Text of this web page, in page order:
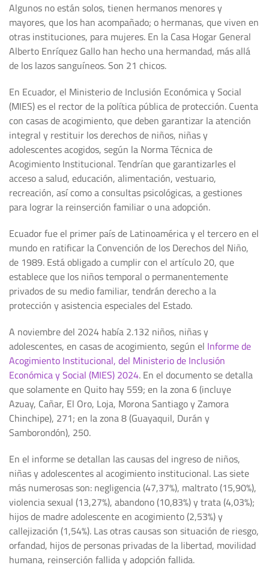
Algunos no están solos, tienen hermanos menores y
mayores, que los han acompañado; o hermanas, que viven en
otras instituciones, para mujeres. En la Casa Hogar General
Alberto Enríquez Gallo han hecho una hermandad, más allá
de los lazos sanguíneos. Son 21 chicos.
En Ecuador, el Ministerio de Inclusión Económica y Social
(MIES) es el rector de la política pública de protección. Cuenta
con casas de acogimiento, que deben garantizar la atención
integral y restituir los derechos de niños, niñas y
adolescentes acogidos, según la Norma Técnica de
Acogimiento Institucional. Tendrían que garantizarles el
acceso a salud, educación, alimentación, vestuario,
recreación, así como a consultas psicológicas, a gestiones
para lograr la reinserción familiar o una adopción.
Ecuador fue el primer país de Latinoamérica y el tercero en el
mundo en ratificar la Convención de los Derechos del Niño,
de 1989. Está obligado a cumplir con el artículo 20, que
establece que los niños temporal o permanentemente
privados de su medio familiar, tendrán derecho a la
protección y asistencia especiales del Estado.
A noviembre del 2024 había 2.132 niños, niñas y
adolescentes, en casas de acogimiento, según el Informe de
Acogimiento Institucional, del Ministerio de Inclusión
Económica y Social (MIES) 2024. En el documento se detalla
que solamente en Quito hay 559; en la zona 6 (incluye
Azuay, Cañar, El Oro, Loja, Morona Santiago y Zamora
Chinchipe), 271; en la zona 8 (Guayaquil, Durán y
Samborondón), 250.
En el informe se detallan las causas del ingreso de niños,
niñas y adolescentes al acogimiento institucional. Las siete
más numerosas son: negligencia (47,37%), maltrato (15,90%),
violencia sexual (13,27%), abandono (10,83%) y trata (4,03%);
hijos de madre adolescente en acogimiento (2,53%) y
callejización (1,54%). Las otras causas son situación de riesgo,
orfandad, hijos de personas privadas de la libertad, movilidad
humana, reinserción fallida y adopción fallida.